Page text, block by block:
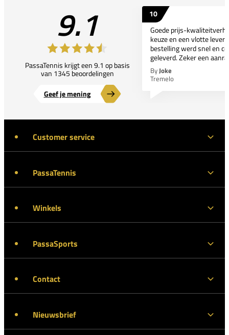
9.1
PassaTennis krijgt een 9.1 op basis
van 1345 beoordelingen
Geef je mening
10
Goede prijs-
keuze en een vlotte
bestelling werd snel en
geleverd. Zeker een
ByJoke
Tremelo
Customer service
PassaTennis
Winkels
PassaSports
Contact
Nieuwsbrief